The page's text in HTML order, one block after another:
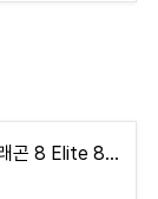
갤럭시 S25에 탑재될 스냅드래곤 8 Elite 8 Gen 4 벤치 성능 비교